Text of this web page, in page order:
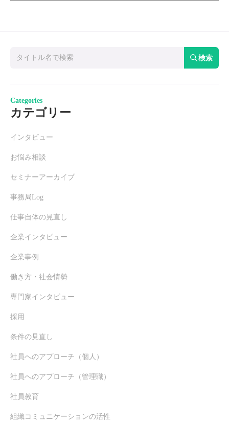
検索
Categories
カテゴリー
インタビュー
お悩み相談
セミナーアーカイブ
事務局Log
仕事自体の見直し
企業インタビュー
企業事例
働き方・社会情勢
専門家インタビュー
採用
条件の見直し
社員へのアプローチ（個人）
社員へのアプローチ（管理職）
社員教育
組織コミュニケーションの活性